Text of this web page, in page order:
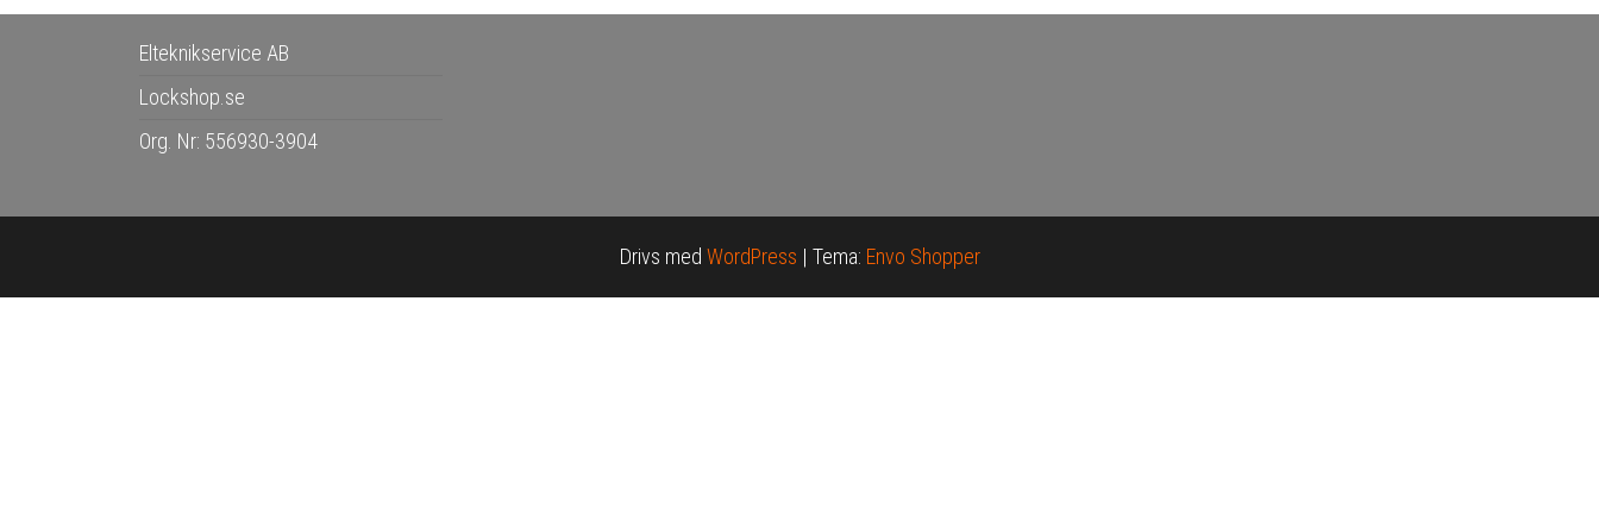
Elteknikservice AB
Lockshop.se
Org. Nr: 556930-3904
Drivs med WordPress | Tema: Envo Shopper